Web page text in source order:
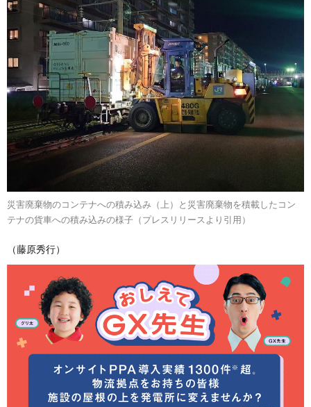
災害廃棄物のコンテナへの積み込み（上）と災害廃棄物を積載したコン
テナの貨車への積み込みの様子（プレスリリースより引用）
（藤原秀行）